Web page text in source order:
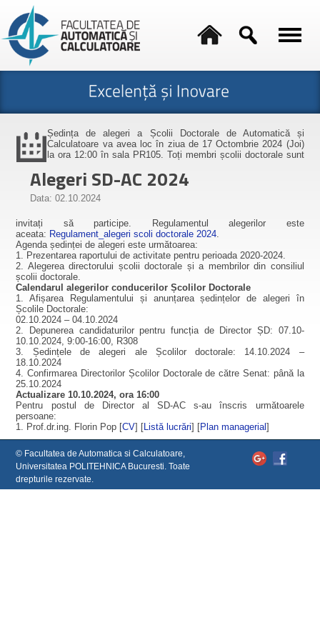
Alegeri SD-AC 2024
Data: 02.10.2024
Ședința de alegeri a Școlii Doctorale de Automatică și
Calculatoare va avea loc în ziua de 17 Octombrie 2024 (Joi)
la ora 12:00 în sala PR105. Toți membri școlii doctorale sunt
invitați să participe. Regulamentul alegerilor este
aceata: Regulament_alegeri scoli doctorale 2024
Agenda ședinței de alegeri este următoarea:
1. Prezentarea raportului de activitate pentru perioada 2020-2024.
2. Alegerea directorului școlii doctorale și a membrilor din consiliul
școlii doctorale.
Calendarul alegerilor conducerilor Școlilor Doctorale
1. Afișarea Regulamentului și anunțarea ședințelor de alegeri în
Școlile Doctorale:
02.10.2024 – 04.10.2024
2. Depunerea candidaturilor pentru funcția de Director ȘD: 07.10-
10.10.2024, 9:00-16:00, R308
3. Ședințele de alegeri ale Școlilor doctorale: 14.10.2024 –
18.10.2024
4. Confirmarea Directorilor Școlilor Doctorale de către Senat: până la
25.10.2024
Actualizare 10.10.2024, ora 16:00
Pentru postul de Director al SD-AC s-au înscris următoarele
persoane:
1. Prof.dr.ing. Florin Pop [CV] [Listă lucrări] [Plan managerial]
© Facultatea de Automatica si Calculatoare,
Universitatea POLITEHNICA Bucuresti. Toate
drepturile rezervate.